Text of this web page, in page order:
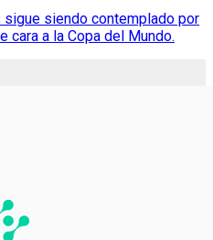
siendo contemplado por
cara a la Copa del Mundo.